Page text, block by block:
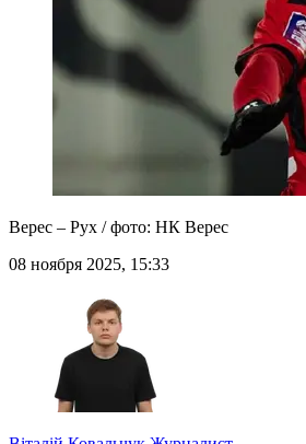
Верес – Рух / фото: НК Верес
08 ноября 2025, 15:33